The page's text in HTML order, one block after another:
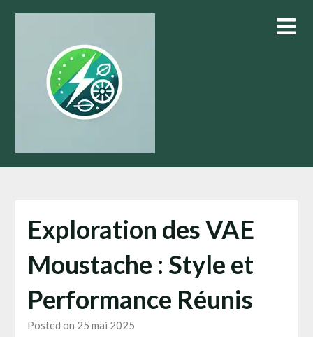
Exploration des VAE
Moustache : Style et
Performance Réunis
Posted on 25 mai 2025